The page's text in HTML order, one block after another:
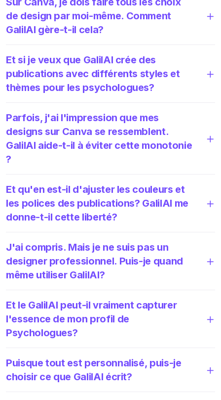
de design par moi-même. Comment
GalilAI gère-t-il cela?
Et si je veux que GalilAI crée des
publications avec différents styles et
thèmes pour les psychologues?
Parfois, j'ai l'impression que mes
designs sur Canva se ressemblent.
GalilAI aide-t-il à éviter cette monotonie
?
Et qu'en est-il d'ajuster les couleurs et
les polices des publications? GalilAI me
donne-t-il cette liberté?
J'ai compris. Mais je ne suis pas un
designer professionnel. Puis-je quand
même utiliser GalilAI?
Et le GalilAI peut-il vraiment capturer
l'essence de mon profil de
Psychologues?
Puisque tout est personnalisé, puis-je
choisir ce que GalilAI écrit?